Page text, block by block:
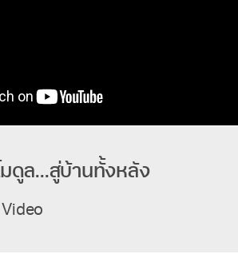
มดูล...สู่บ้านทั้งหลัง